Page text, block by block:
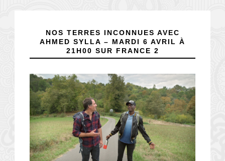
NOS TERRES INCONNUES AVEC
AHMED SYLLA – MARDI 6 AVRIL À
21H00 SUR FRANCE 2